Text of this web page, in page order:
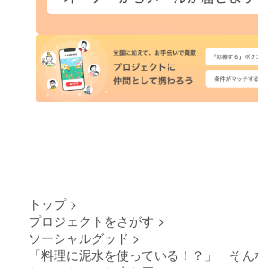
トップ >
プロジェクトをさがす >
ソーシャルグッド >
「料理に泥水を使っている！？」 そ